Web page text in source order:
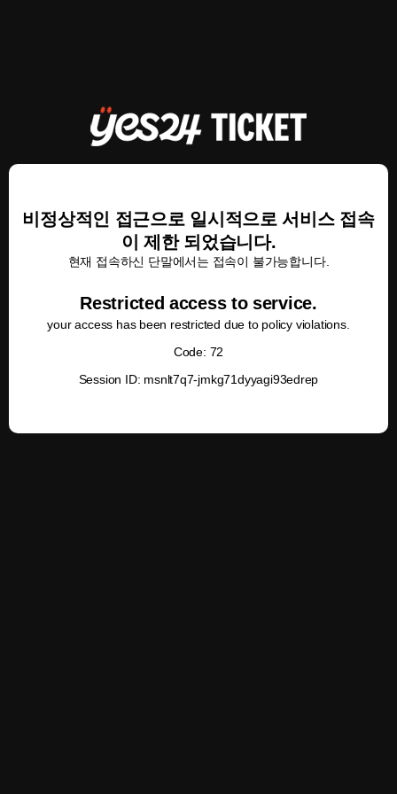
비정상적인 접근으로 일시적으로 서비스 접속
이 제한 되었습니다.
현재 접속하신 단말에서는 접속이 불가능합니다.
Restricted access to service.
your access has been restricted due to policy violations.
Code: 72
Session ID: msnlt7q7-jmkg71dyyagi93edrep